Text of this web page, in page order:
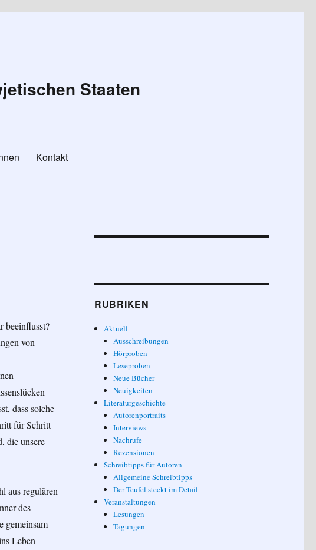
Staaten
Kontakt
beeinflusst?
von
dass solche
für Schritt
die unsere
aus regulären
des
gemeinsam
Leben
RUBRIKEN
Aktuell
Ausschreibungen
Hörproben
Leseproben
Neue Bücher
Neuigkeiten
Literaturgeschichte
Autorenportraits
Interviews
Nachrufe
Rezensionen
Schreibtipps für Autoren
Allgemeine Schreibtipps
Der Teufel steckt im Detail
Veranstaltungen
Lesungen
Tagungen